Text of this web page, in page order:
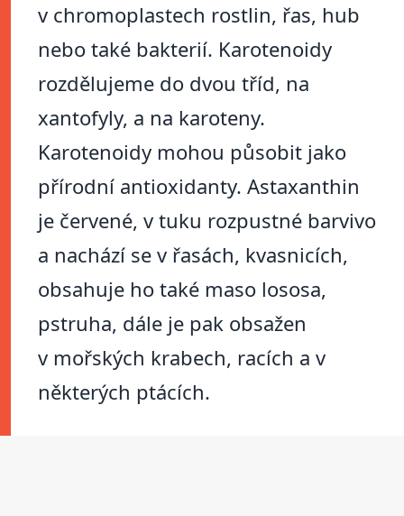
v chromoplastech rostlin, řas, hub
nebo také bakterií. Karotenoidy
rozdělujeme do dvou tříd, na
xantofyly, a na karoteny.
Karotenoidy mohou působit jako
přírodní antioxidanty. Astaxanthin
je červené, v tuku rozpustné barvivo
a nachází se v řasách, kvasnicích,
obsahuje ho také maso lososa,
pstruha, dále je pak obsažen
v mořských krabech, racích a v
některých ptácích.